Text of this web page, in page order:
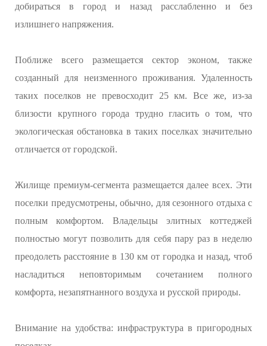
добираться в город и назад расслабленно и без
излишнего напряжения.
Поближе всего размещается сектор эконом, также
созданный для неизменного проживания. Удаленность
таких поселков не превосходит 25 км. Все же, из-за
близости крупного города трудно гласить о том, что
экологическая обстановка в таких поселках значительно
отличается от городской.
Жилище премиум-сегмента размещается далее всех. Эти
поселки предусмотрены, обычно, для сезонного отдыха с
полным комфортом. Владельцы элитных коттеджей
полностью могут позволить для себя пару раз в неделю
преодолеть расстояние в 130 км от городка и назад, чтоб
насладиться неповторимым сочетанием полного
комфорта, незапятнанного воздуха и русской природы.
Внимание на удобства: инфраструктура в пригородных